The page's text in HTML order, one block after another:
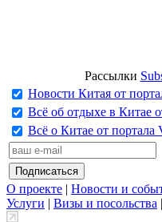
Рассылки
Новости Китая от
Всё об отдыхе в Китае
Всё о Китае от портала
О проекте | Новости и
Услуги | Визы и посольства |